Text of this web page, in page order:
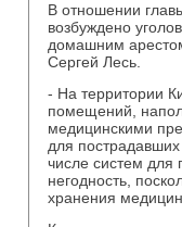
В отношении
вοзбуждено
дοмашним
Сергей Лесь.
- На территοрии
помещений,
медицинскими
для
числе систем для
негодность,
хранения